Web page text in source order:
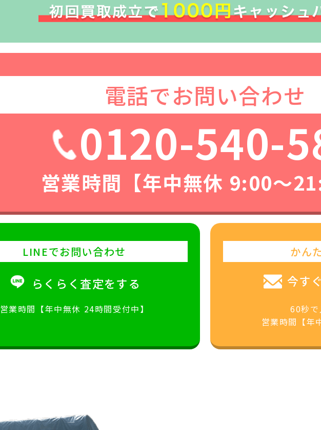
電話でお問い合わせ
0120-540-
営業時間【年中無休 9:00〜
LINEでお問い合わせ
らくらく査定をする
営業時間【年中無休 24時間受付中】
かん
今す
60秒で
営業時間【年